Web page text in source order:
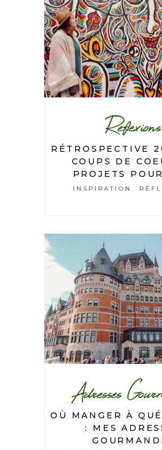
Reflexions
RÉTROSPECTIVE
COUPS DE
PROJETS
INSPIRATION
Adresses
OÙ MANGER À
: MES